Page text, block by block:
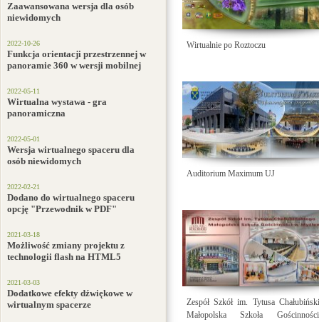
Zaawansowana wersja dla osób
niewidomych
2022-10-26
Funkcja orientacji przestrzennej w
panoramie 360 w wersji mobilnej
2022-05-11
Wirtualna wystawa - gra
panoramiczna
2022-05-01
Wersja wirtualnego spaceru dla
osób niewidomych
2022-02-21
Dodano do wirtualnego spaceru
opcję "Przewodnik w PDF"
2021-03-18
Możliwość zmiany projektu z
technologii flash na HTML5
2021-03-03
Dodatkowe efekty dźwiękowe w
wirtualnym spacerze
Wirtualnie po Roztoczu
Auditorium Maximum UJ
Zespół Szkół im. Tytusa
Małopolska Szkoła